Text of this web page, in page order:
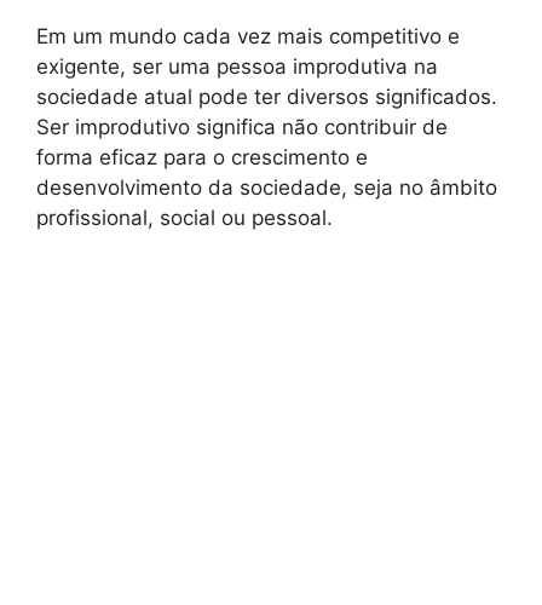
Em um mundo cada vez mais competitivo e
exigente, ser uma pessoa improdutiva na
sociedade atual pode ter diversos significados.
Ser improdutivo significa não contribuir de
forma eficaz para o crescimento e
desenvolvimento da sociedade, seja no âmbito
profissional, social ou pessoal.